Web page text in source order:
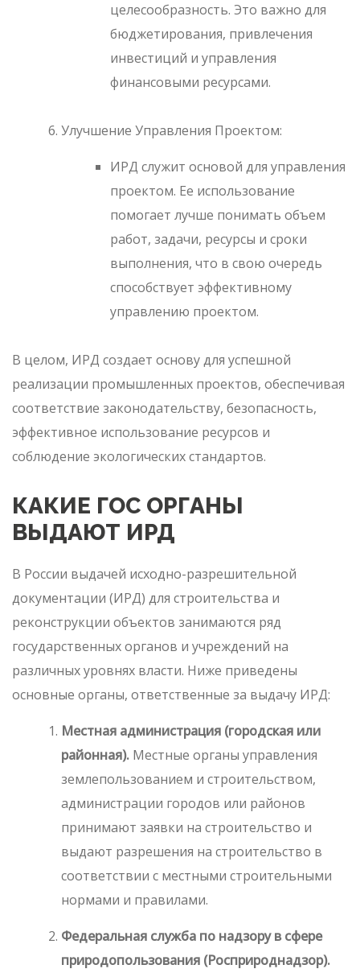
целесообразность. Это важно для
бюджетирования, привлечения
инвестиций и управления
финансовыми ресурсами.
Улучшение Управления Проектом:
ИРД служит основой для управления
проектом. Ее использование
помогает лучше понимать объем
работ, задачи, ресурсы и сроки
выполнения, что в свою очередь
способствует эффективному
управлению проектом.
В целом, ИРД создает основу для успешной
реализации промышленных проектов, обеспечивая
соответствие законодательству, безопасность,
эффективное использование ресурсов и
соблюдение экологических стандартов.
КАКИЕ ГОС ОРГАНЫ
ВЫДАЮТ ИРД
В России выдачей исходно-разрешительной
документации (ИРД) для строительства и
реконструкции объектов занимаются ряд
государственных органов и учреждений на
различных уровнях власти. Ниже приведены
основные органы, ответственные за выдачу ИРД:
Местная администрация (городская или
районная). Местные органы управления
землепользованием и строительством,
администрации городов или районов
принимают заявки на строительство и
выдают разрешения на строительство в
соответствии с местными строительными
нормами и правилами.
Федеральная служба по надзору в сфере
природопользования (Росприроднадзор).